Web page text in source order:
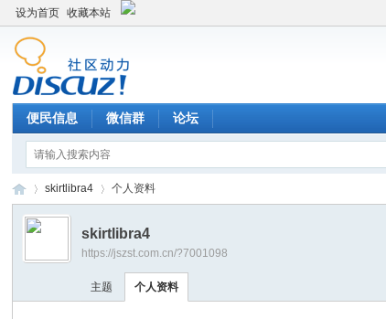
设为首页 收藏本站
便民信息 微信群 论坛
›
skirtlibra4 个人资料
skirtlibra4
https://jszst.com.cn/?7001098
主题 个人资料